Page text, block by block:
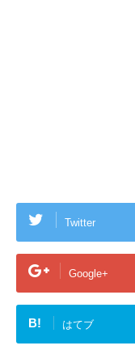
Twitter
Google+
B! はてブ